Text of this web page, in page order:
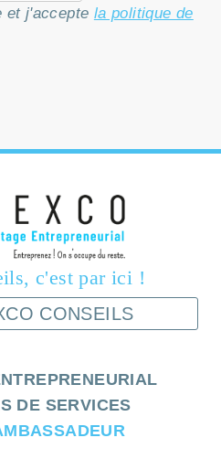
et j'accepte la politique de
c'est par ici !
CONSEILS
DE SERVICES